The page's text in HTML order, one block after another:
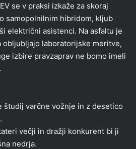
se v praksi izkaže za skoraj
samopolnilnim hibridom, kljub
električni asistenci. Na asfaltu je
obljubljajo laboratorijske meritve,
izbire pravzaprav ne bomo imeli
študij varčne vožnje in z desetico
večji in dražji konkurent bi ji
nedrja.